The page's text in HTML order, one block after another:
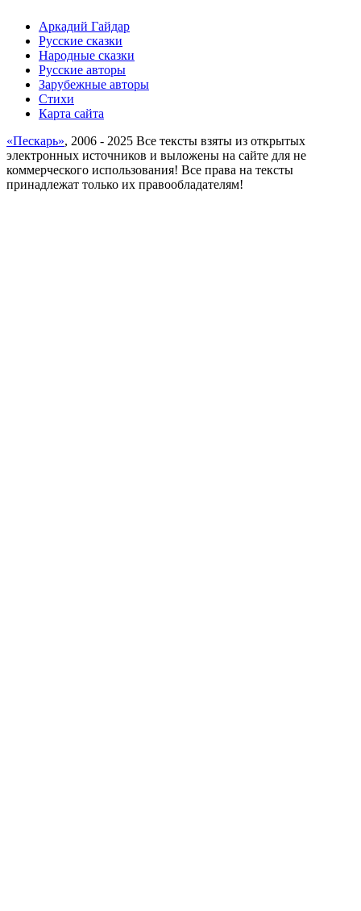
Аркадий Гайдар
Русские сказки
Народные сказки
Русские авторы
Зарубежные авторы
Стихи
Карта сайта
«Пескарь», 2006 - 2025 Все тексты взяты из открытых
электронных источников и выложены на сайте для не
коммерческого использования! Все права на тексты
принадлежат только их правообладателям!